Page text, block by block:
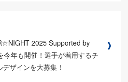
2025 Supported by
今年も開催！選手が着用するチ
ザインを大募集！